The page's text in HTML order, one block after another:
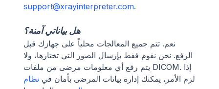
support@xrayinterpreter.com.
هل بياناتي آمنة؟
نعم. تتم جميع المعالجات محلياً على جهازك قبل
الرفع. نحن نقوم فقط بإرسال الصور التي تختارها، ولا
يتم رفع أي معلومات مرضى من ملفات DICOM. إذا
لزم الأمر، يمكنك إدارة بيانات المرضى بأمان في نظام